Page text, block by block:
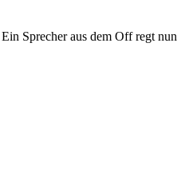
Sprecher aus dem Off regt nun